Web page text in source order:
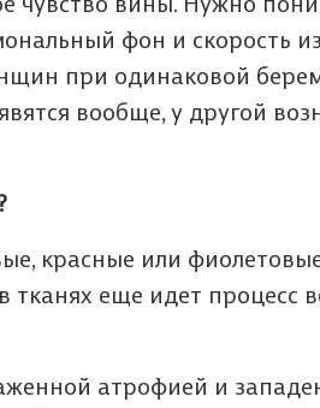
фон и скорость
при одинаковой
вообще, у другой
красные или
еще идет процесс
атрофией и
ДА, ЕСТЬ
доходит в течение пары
проверить папку со
НЕТ
Да, удалить
НЕТ
ОТЛИЧНО
ОТЛИЧНО
согласие на передачу и
своих персональных
ОБРАТНЫЙ ЗВОНОК
данных
обработки персональных
НА РАССЫЛКУ
ОТЛИЧНО
ОТЛИЧНО